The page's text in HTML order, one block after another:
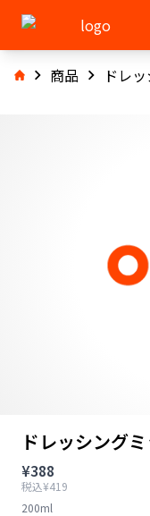
商品 ドレ
ドレッシング
¥388
税込¥419
200ml